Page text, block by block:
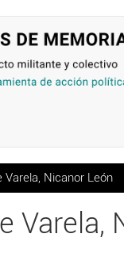
Varela, Nicanor León
Varela,